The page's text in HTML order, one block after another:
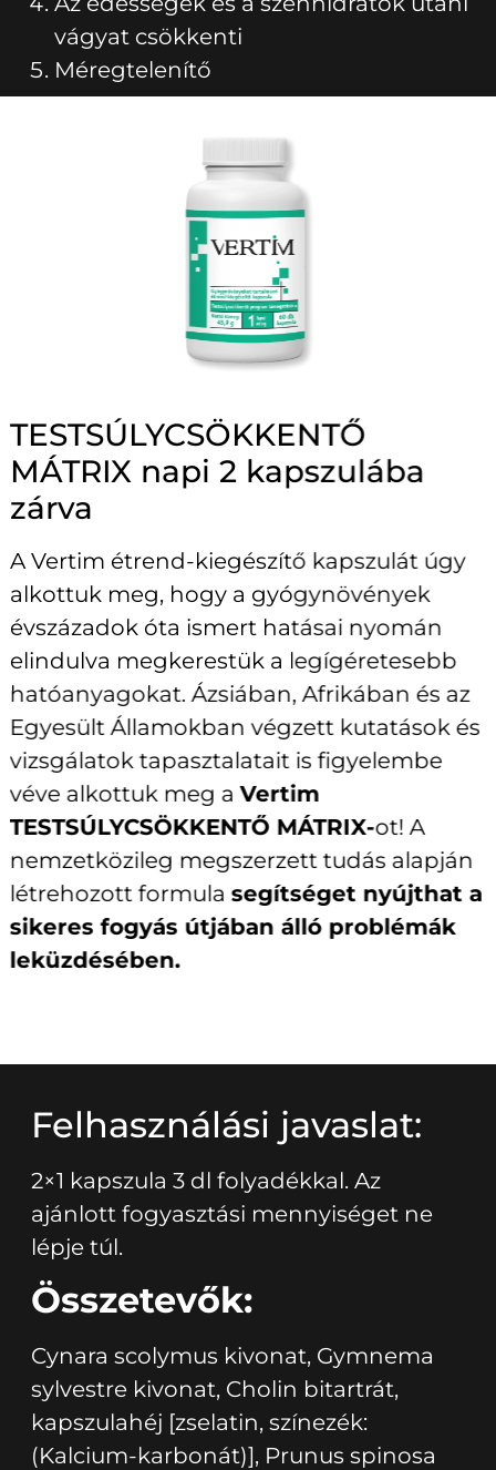
vágyat csökkenti
Méregtelenítő
TESTSÚLYCSÖKKENTŐ
MÁTRIX napi 2 kapszulába
zárva
A Vertim étrend-kiegészítő kapszulát úgy
alkottuk meg, hogy a gyógynövények
évszázadok óta ismert hatásai nyomán
elindulva megkerestük a legígéretesebb
hatóanyagokat. Ázsiában, Afrikában és az
Egyesült Államokban végzett kutatások és
vizsgálatok tapasztalatait is figyelembe
véve alkottuk meg aVertim
TESTSÚLYCSÖKKENTŐ MÁTRIX-ot! A
nemzetközileg megszerzett tudás alapján
létrehozott formulasegítséget nyújthat a
sikeres fogyás útjában álló problémák
leküzdésében.
Felhasználási javaslat:
2×1 kapszula 3 dl folyadékkal. Az
ajánlott fogyasztási mennyiséget ne
lépje túl.
Összetevők:
Cynara scolymus kivonat, Gymnema
sylvestre kivonat, Cholin bitartrát,
kapszulahéj [zselatin, színezék:
(Kalcium-karbonát)], Prunus spinosa